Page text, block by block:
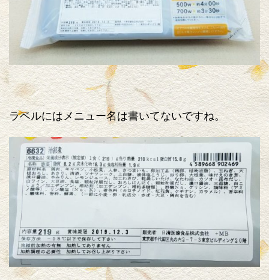
ラベルにはメニュー名は書いてないですね。